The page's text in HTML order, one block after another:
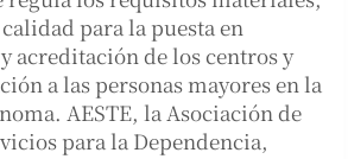
para la puesta en
acreditación de los centros y
a las personas mayores en la
AESTE, la Asociación de
para la Dependencia,